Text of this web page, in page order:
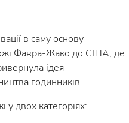
в саму основу
Фавра-Жако до США, де
ідея
годинників.
двох категоріях: